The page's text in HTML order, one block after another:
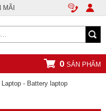
MÃI
0 SẢN PHẨM
Laptop - Battery laptop